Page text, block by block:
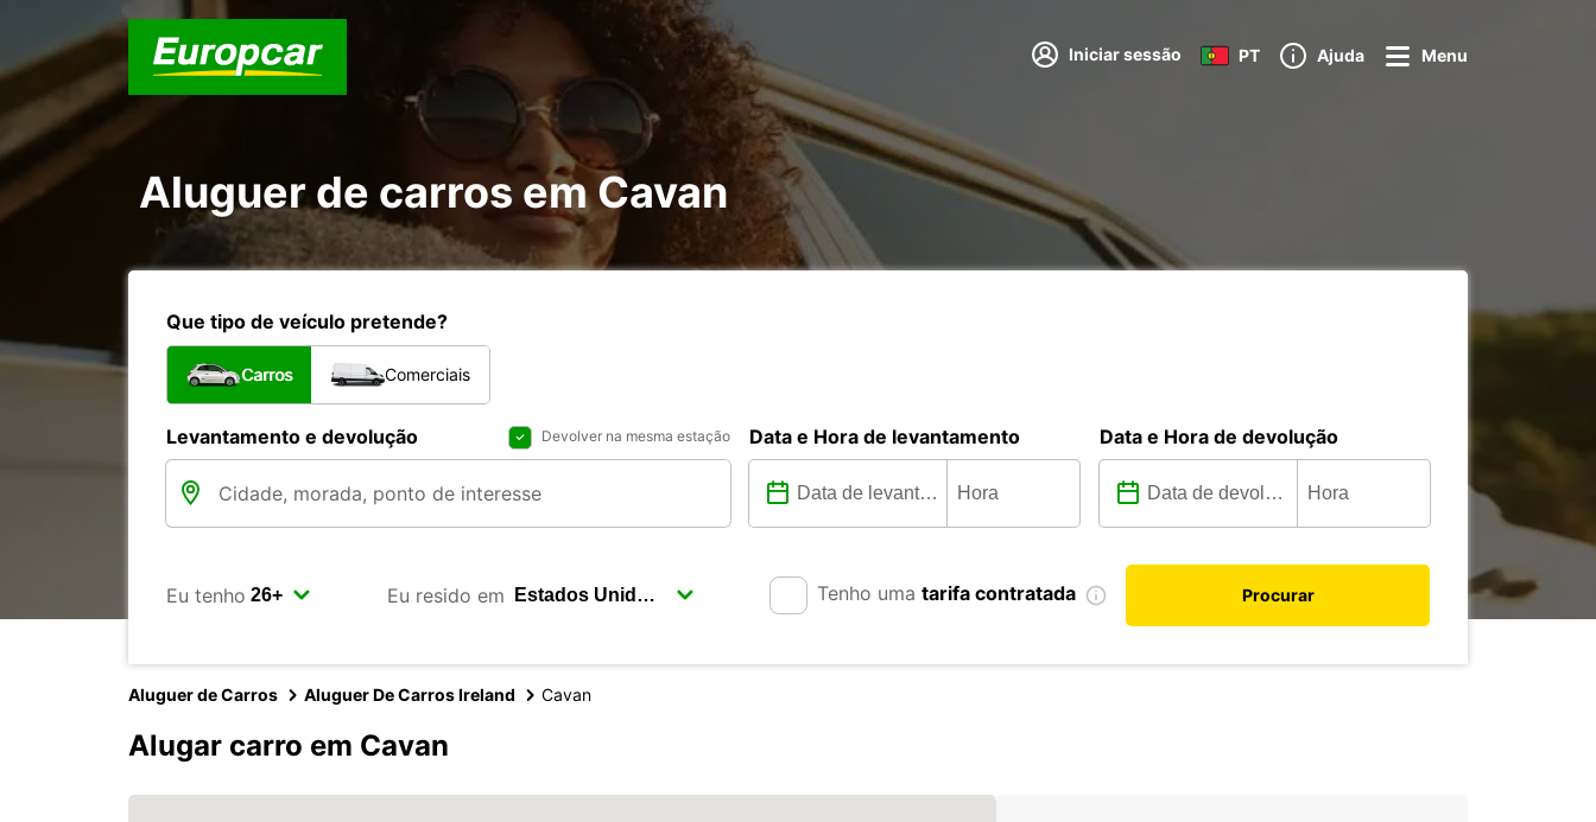
Iniciar sessão PT Ajuda Menu
Aluguer de carros em Cavan
Que tipo de veículo pretende?
Carros Comerciais
Levantamento e devolução Devolver na mesma estação Data e Hora de levantamento Data e Hora de devolução
Eu tenho Eu resido em Tenho uma tarifa contratada Procurar
Aluguer de Carros Aluguer De Carros Ireland Cavan
Alugar carro em Cavan